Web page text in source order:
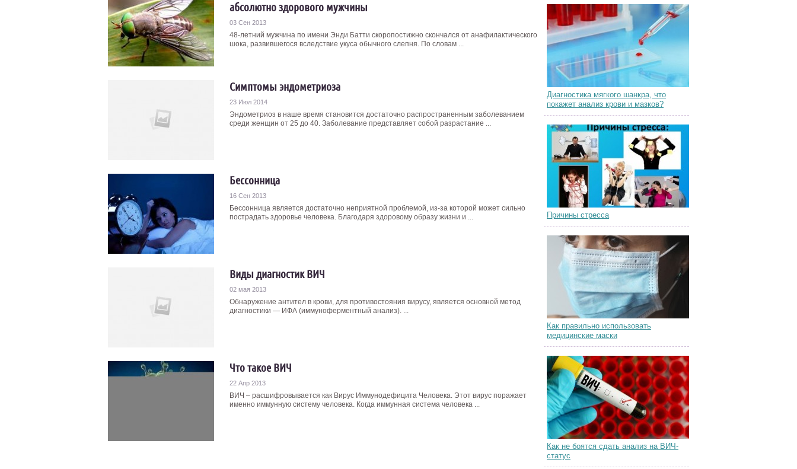
абсолютно здорового мужчины
03 Сен 2013
48-летний мужчина по имени Энди Батти скоропостижно скончался от анафилактического
шока, развившегося вследствие укуса обычного слепня. По словам ...
Симптомы эндометриоза
23 Июл 2014
Эндометриоз в наше время становится достаточно распространенным заболеванием
среди женщин от 25 до 40. Заболевание представляет собой разрастание ...
Бессонница
16 Сен 2013
Бессонница является достаточно неприятной проблемой, из-за которой может сильно
пострадать здоровье человека. Благодаря здоровому образу жизни и ...
Виды диагностик ВИЧ
02 мая 2013
Обнаружение антител в крови, для противостояния вирусу, является основной метод
диагностики — ИФА (иммуноферментный анализ). ...
Что такое ВИЧ
22 Апр 2013
ВИЧ – расшифровывается как Вирус Иммунодефицита Человека. Этот вирус поражает
именно иммунную систему человека. Когда иммунная система человека ...
Диагностика мягкого шанкра, что
покажет анализ крови и мазков?
Причины стресса
Как правильно использовать
медицинские маски
Как не боятся сдать анализ на ВИЧ-
статус